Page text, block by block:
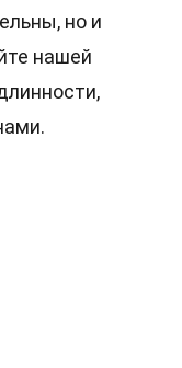
но и
нашей